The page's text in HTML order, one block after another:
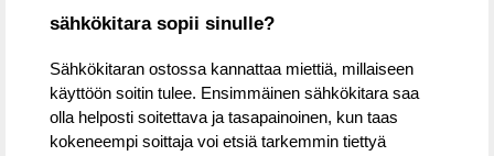
sähkökitara sopii sinulle?
Sähkökitaran ostossa kannattaa miettiä, millaiseen
käyttöön soitin tulee. Ensimmäinen sähkökitara saa
olla helposti soitettava ja tasapainoinen, kun taas
kokeneempi soittaja voi etsiä tarkemmin tiettyä